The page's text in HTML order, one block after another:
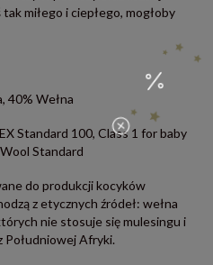
miłego i ciepłego, mogłoby
40% Wełna
Standard 100, Class 1 for baby
Standard
do produkcji kocyków
z etycznych źródeł: wełna
nie stosuje się mulesingu i
Afryki.